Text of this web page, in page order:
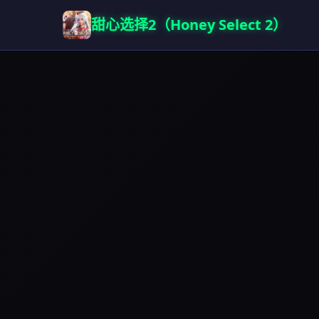
甜心选择2（Honey Select 2）